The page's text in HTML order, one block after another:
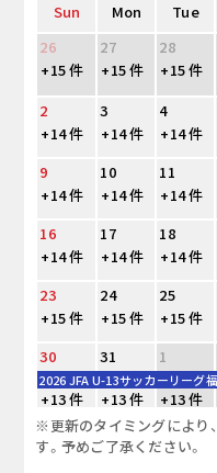
Sun Mon Tue
26
27 28
+15 件
+15 件 +15 件
2
3 4
+14 件
+14 件 +14 件
9
10 11
+14 件
+14 件 +14 件
16
17 18
+14 件
+14 件 +14 件
23
24 25
+15 件
+15 件 +15 件
30
31 1
2026 JFA U-13サッカーリーグ
+13 件 +13 件 +13 件
※更新のタイミングにより
す。予めご了承ください。